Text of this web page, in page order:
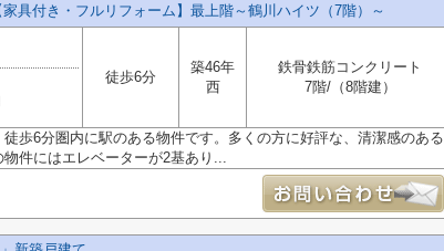
具付き・フルリフォーム】最上階～鶴川ハイツ（7階）～
徒歩6分
築46年
西
鉄骨鉄筋コンクリート
7階/（8階建）
歩6分圏内に駅のある物件です。多くの方に好評な、清潔感のある
件にはエレベーターが2基あり...